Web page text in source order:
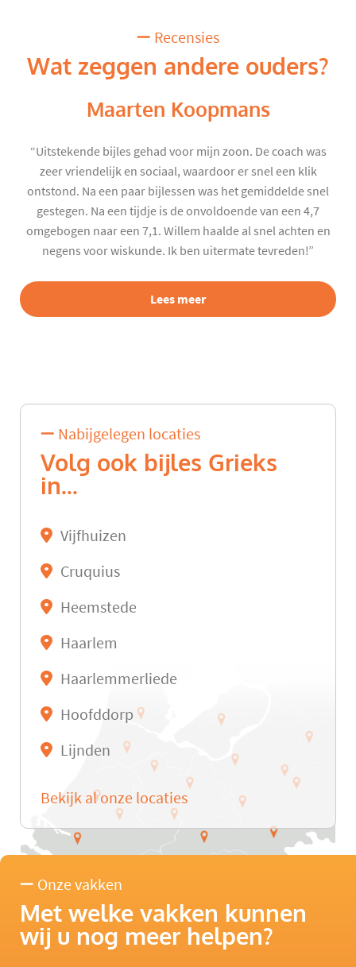
Recensies
Wat zeggen andere ouders?
Maarten Koopmans
“Uitstekende bijles gehad voor mijn zoon. De coach was
zeer vriendelijk en sociaal, waardoor er snel een klik
ontstond. Na een paar bijlessen was het gemiddelde snel
gestegen. Na een tijdje is de onvoldoende van een 4,7
omgebogen naar een 7,1. Willem haalde al snel achten en
negens voor wiskunde. Ik ben uitermate tevreden!”
Lees meer
Nabijgelegen locaties
Volg ook bijles Grieks
in...
Vijfhuizen
Cruquius
Heemstede
Haarlem
Haarlemmerliede
Hoofddorp
Lijnden
Bekijk al onze locaties
Onze vakken
Met welke vakken kunnen
wij u nog meer helpen?